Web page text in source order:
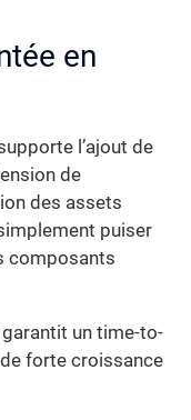
en
l’ajout de
de
des assets
puiser
composants
un time-to-
forte croissance